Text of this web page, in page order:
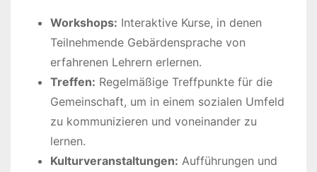
Workshops: Interaktive Kurse, in denen
Teilnehmende Gebärdensprache von
erfahrenen Lehrern erlernen.
Treffen: Regelmäßige Treffpunkte für die
Gemeinschaft, um in einem sozialen Umfeld
zu kommunizieren und voneinander zu
lernen.
Kulturveranstaltungen: Aufführungen und